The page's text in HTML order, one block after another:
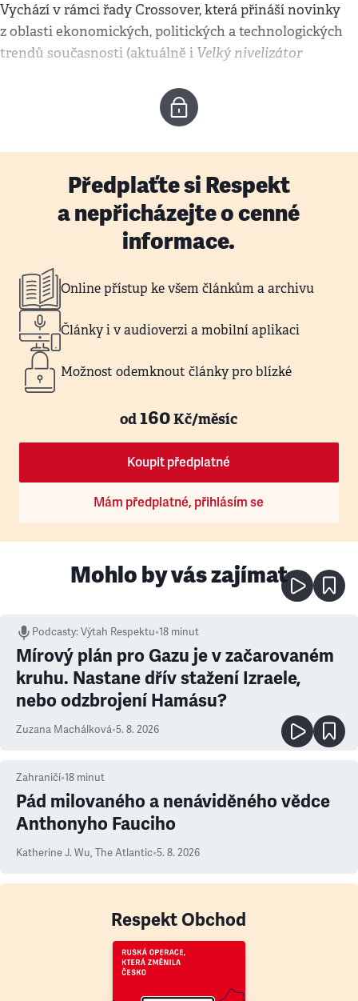
Vychází v rámci řady Crossover, která přináší novinky
z oblasti ekonomických, politických a technologických
trendů současnosti (aktuálně i Velký nivelizátor
Předplaťte si Respekt
a nepřicházejte o cenné
informace.
Online přístup ke všem článkům a archivu
Články i v audioverzi a mobilní aplikaci
Možnost odemknout články pro blízké
od160Kč/měsíc
Koupit předplatné
Mám předplatné, přihlásím se
Mohlo by vás zajímat
Podcasty:Výtah Respektu•18 minut
Mírový plán pro Gazu je v začarovaném
kruhu. Nastane dřív stažení Izraele,
nebo odzbrojení Hamásu?
Zuzana Machálková•5. 8. 2026
Zahraničí•18 minut
Pád milovaného a nenáviděného vědce
Anthonyho Fauciho
Katherine J. Wu, The Atlantic•5. 8. 2026
Respekt Obchod